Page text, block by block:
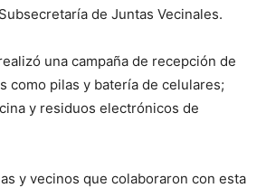
de Juntas Vecinales.
una campaña de recepción de
como pilas y batería de celulares;
y residuos electrónicos de
y vecinos que colaboraron con esta